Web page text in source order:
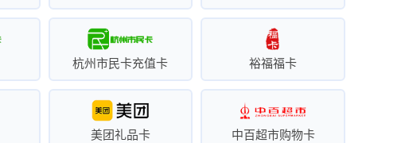
杭州市民卡充值卡 裕福福卡
美团礼品卡 中百超市购物卡